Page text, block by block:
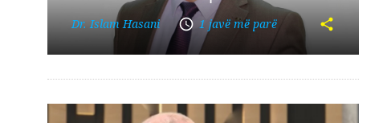
Dr. Islam Hasani 1 javë më parë